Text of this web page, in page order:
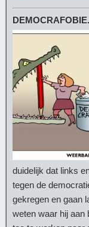
DEMOCRAFOBIE.
duidelijk dat links
tegen de
gekregen en gaan
weten waar hij aan